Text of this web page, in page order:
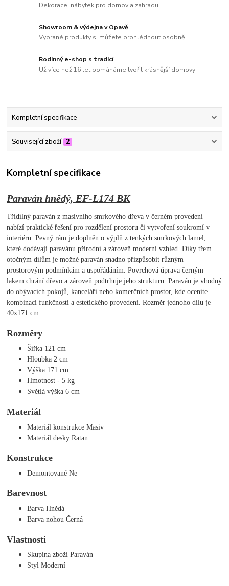
Dekorace, nábytek pro domov a zahradu
Showroom & výdejna v Opavě
Vybrané produkty si můžete prohlédnout osobně.
Rodinný e-shop s tradicí
Už více než 16 let pomáháme tvořit krásnější domovy
Kompletní specifikace
Související zboží 2
Kompletní specifikace
Paraván hnědý, EF-L174 BK
Třídílný paraván z masivního smrkového dřeva v černém provedení
nabízí praktické řešení pro rozdělení prostoru či vytvoření soukromí v
interiéru. Pevný rám je doplněn o výplň z tenkých smrkových lamel,
které dodávají paravánu přírodní a zároveň moderní vzhled. Díky třem
otočným dílům je možné paraván snadno přizpůsobit různým
prostorovým podmínkám a uspořádáním. Povrchová úprava černým
lakem chrání dřevo a zároveň podtrhuje jeho strukturu. Paraván je vhodný
do obývacích pokojů, kanceláří nebo komerčních prostor, kde oceníte
kombinaci funkčnosti a estetického provedení. Rozměr jednoho dílu je
40x171 cm.
Rozměry
Šířka 121 cm
Hloubka 2 cm
Výška 171 cm
Hmotnost - 5 kg
Světlá výška 6 cm
Materiál
Materiál konstrukce Masiv
Materiál desky Ratan
Konstrukce
Demontované Ne
Barevnost
Barva Hnědá
Barva nohou Černá
Vlastnosti
Skupina zboží Paraván
Styl Moderní